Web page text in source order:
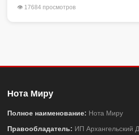
👁 17684 просмотров
Нота Миру
Полное наименование: Нота Миру
Правообладатель: ИП Архангельский